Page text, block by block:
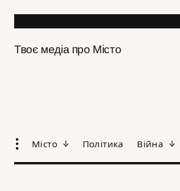
Твоє медіа про Місто
Місто Політика Війна